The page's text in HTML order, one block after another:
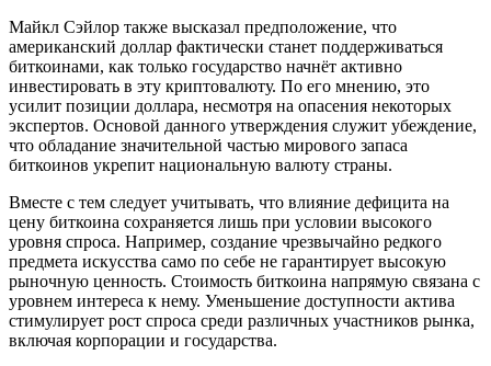
Майкл Сэйлор также высказал предположение, что
американский доллар фактически станет поддерживаться
биткоинами, как только государство начнёт активно
инвестировать в эту криптовалюту. По его мнению, это
усилит позиции доллара, несмотря на опасения некоторых
экспертов. Основой данного утверждения служит убеждение,
что обладание значительной частью мирового запаса
биткоинов укрепит национальную валюту страны.
Вместе с тем следует учитывать, что влияние дефицита на
цену биткоина сохраняется лишь при условии высокого
уровня спроса. Например, создание чрезвычайно редкого
предмета искусства само по себе не гарантирует высокую
рыночную ценность. Стоимость биткоина напрямую связана с
уровнем интереса к нему. Уменьшение доступности актива
стимулирует рост спроса среди различных участников рынка,
включая корпорации и государства.